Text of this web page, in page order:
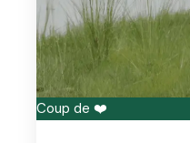
Coup de ❤️